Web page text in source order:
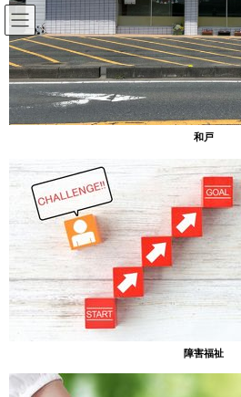
コ
ン
テ
ン
ツ
へ
ス
ナ
ビ
ゲ
ー
シ
ョ
ン
放課後等デイサー
放課後等デイサービスのブログ
2023年12月11日
放課後等デイサービスのブログ
ソルトキャンドルを
［あったまぁる和戸]
クリスマスに向けて、みんなでソルト
みんなできれいな色の塩を作って、
和戸
障害福祉